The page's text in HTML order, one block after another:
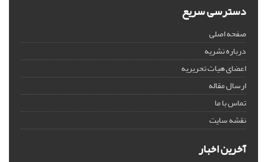
دسترسی سریع
صفحه اصلی
درباره نشریه
اعضای هیات تحریریه
ارسال مقاله
تماس با ما
نقشه سایت
آخرین اخبار